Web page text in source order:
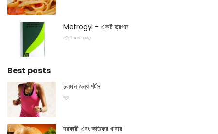
Metrogyl - একটি ড্রপার
সৌন্দর্য এবং স্বাস্থ্য
Best posts
চলমান জন্য শর্টস
জুত
দরকারী এবং ক্ষতিকর খাবার